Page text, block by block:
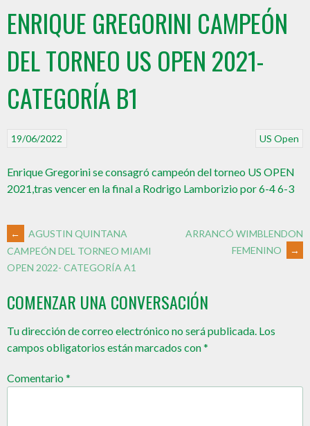
ENRIQUE GREGORINI CAMPEÓN
DEL TORNEO US OPEN 2021-
CATEGORÍA B1
US Open
19/06/2022
Enrique Gregorini se consagró campeón del torneo US OPEN
2021,tras vencer en la final a Rodrigo Lamborizio por 6-4 6-3
←
AGUSTIN QUINTANA
CAMPEÓN DEL TORNEO MIAMI
OPEN 2022- CATEGORÍA A1
ARRANCÓ WIMBLENDON
FEMENINO
→
COMENZAR UNA CONVERSACIÓN
Tu dirección de correo electrónico no será publicada. Los
campos obligatorios están marcados con*
Comentario*